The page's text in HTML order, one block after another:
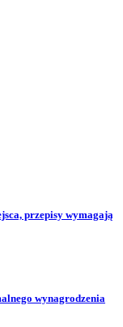
przepisy wymagają
wynagrodzenia